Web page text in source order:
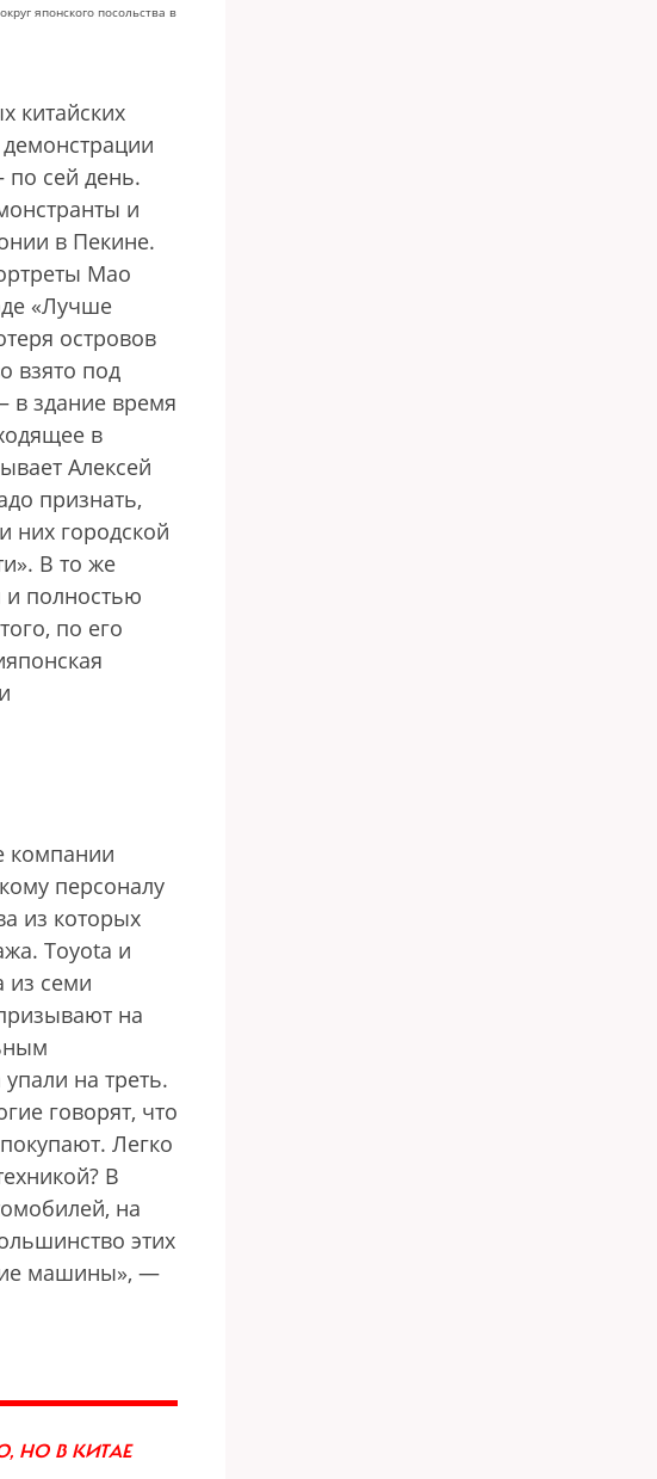
японского посольства в
китайских
сей день.
и
в Пекине.
Мао
«Лучше
островов
взято под
в здание время
в
Алексей
признать,
них городской
В то же
и полностью
по его
компании
персоналу
из которых
Toyota и
из семи
на
на треть.
говорят, что
Легко
В
на
этих
машины», —
НО В КИТАЕ